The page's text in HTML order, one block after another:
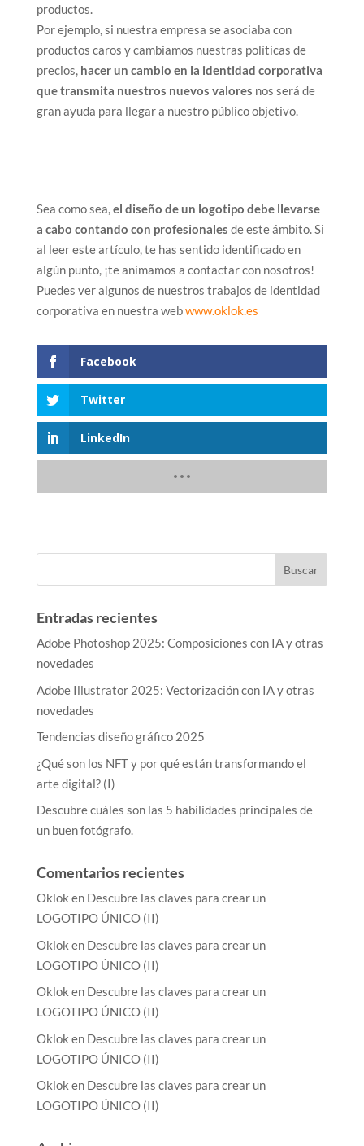
productos.
Por ejemplo, si nuestra empresa se asociaba con
productos caros y cambiamos nuestras políticas de
precios, hacer un cambio en la identidad corporativa
que transmita nuestros nuevos valores nos será de
gran ayuda para llegar a nuestro público objetivo.
Sea como sea,el diseño de un logotipo debe llevarse
a cabo contando con profesionales de este ámbito. Si
al leer este artículo, te has sentido identificado en
algún punto, ¡te animamos a contactar con nosotros!
Puedes ver algunos de nuestros trabajos de identidad
corporativa en nuestra webwww.oklok.es
Facebook
Twitter
LinkedIn
Entradas recientes
Adobe Photoshop 2025: Composiciones con IA y otras
novedades
Adobe Illustrator 2025: Vectorización con IA y otras
novedades
Tendencias diseño gráfico 2025
¿Qué son los NFT y por qué están transformando el
arte digital? (I)
Descubre cuáles son las 5 habilidades principales de
un buen fotógrafo.
Comentarios recientes
Oklok en Descubre las claves para crear un
LOGOTIPO ÚNICO (II)
Oklok en Descubre las claves para crear un
LOGOTIPO ÚNICO (II)
Oklok en Descubre las claves para crear un
LOGOTIPO ÚNICO (II)
Oklok en Descubre las claves para crear un
LOGOTIPO ÚNICO (II)
Oklok en Descubre las claves para crear un
LOGOTIPO ÚNICO (II)